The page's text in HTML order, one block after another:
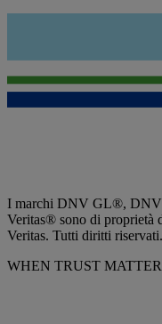
I marchi DNV GL®,
Veritas® sono di proprietà
Veritas. Tutti diritti riservati.
WHEN TRUST